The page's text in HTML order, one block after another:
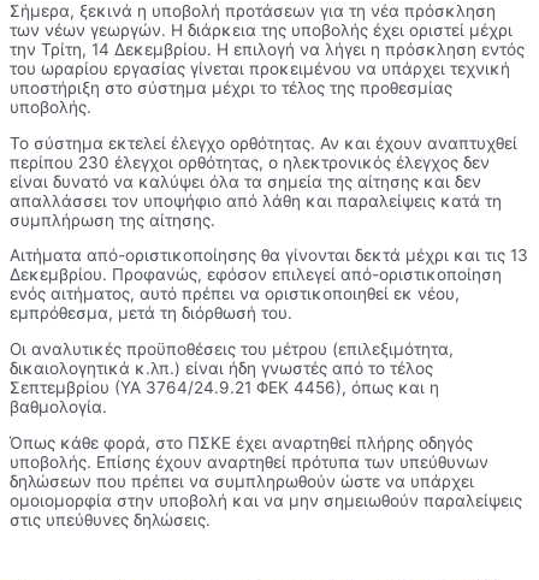
Σήμερα, ξεκινά η υποβολή προτάσεων για τη νέα πρόσκληση
των νέων γεωργών. Η διάρκεια της υποβολής έχει οριστεί μέχρι
την Τρίτη, 14 Δεκεμβρίου. Η επιλογή να λήγει η πρόσκληση εντός
του ωραρίου εργασίας γίνεται προκειμένου να υπάρχει τεχνική
υποστήριξη στο σύστημα μέχρι το τέλος της προθεσμίας
υποβολής.
Το σύστημα εκτελεί έλεγχο ορθότητας. Αν και έχουν αναπτυχθεί
περίπου 230 έλεγχοι ορθότητας, ο ηλεκτρονικός έλεγχος δεν
είναι δυνατό να καλύψει όλα τα σημεία της αίτησης και δεν
απαλλάσσει τον υποψήφιο από λάθη και παραλείψεις κατά τη
συμπλήρωση της αίτησης.
Αιτήματα από-οριστικοποίησης θα γίνονται δεκτά μέχρι και τις 13
Δεκεμβρίου. Προφανώς, εφόσον επιλεγεί από-οριστικοποίηση
ενός αιτήματος, αυτό πρέπει να οριστικοποιηθεί εκ νέου,
εμπρόθεσμα, μετά τη διόρθωσή του.
Οι αναλυτικές προϋποθέσεις του μέτρου (επιλεξιμότητα,
δικαιολογητικά κ.λπ.) είναι ήδη γνωστές από το τέλος
Σεπτεμβρίου (ΥΑ 3764/24.9.21 ΦΕΚ 4456), όπως και η
βαθμολογία.
Όπως κάθε φορά, στο ΠΣΚΕ έχει αναρτηθεί πλήρης οδηγός
υποβολής. Επίσης έχουν αναρτηθεί πρότυπα των υπεύθυνων
δηλώσεων που πρέπει να συμπληρωθούν ώστε να υπάρχει
ομοιομορφία στην υποβολή και να μην σημειωθούν παραλείψεις
στις υπεύθυνες δηλώσεις.